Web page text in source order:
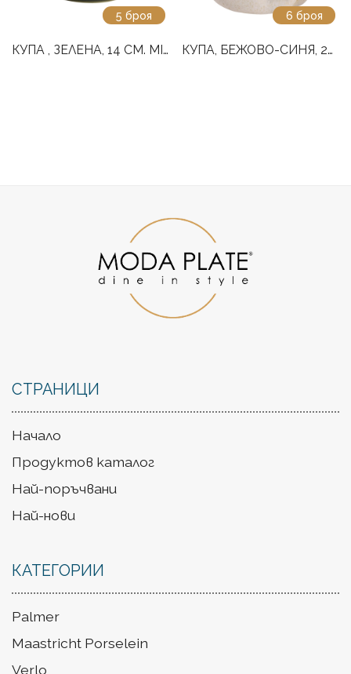
5 броя
КУПА , ЗЕЛЕНА, 14 СМ. MIDORI
6 броя
КУПА, БЕЖОВО-СИНЯ, 22 СМ. AQUAREL
СТРАНИЦИ
Начало
Продуктов каталог
Най-поръчвани
Най-нови
КАТЕГОРИИ
Palmer
Maastricht Porselein
Verlo